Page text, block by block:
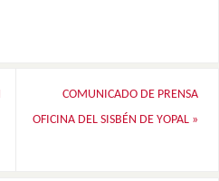
COMUNICADO DE PRENSA
OFICINA DEL SISBÉN DE YOPAL »